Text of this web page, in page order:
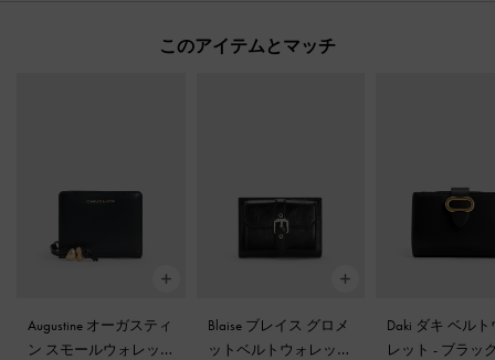
このアイテムとマッチ
Augustine オーガスティ
ン スモールウォレッ
Blaise ブレイス グロメ
ットベルトウォレット
Daki ダキ ベル
レット- ブラッ